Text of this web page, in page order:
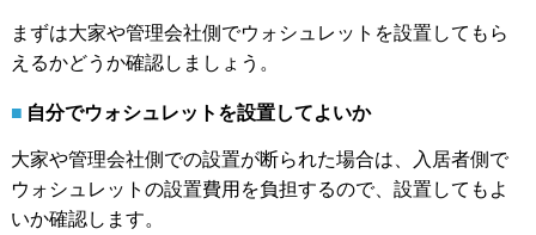
まずは大家や管理会社側でウォシュレットを設置してもら
えるかどうか確認しましょう。
自分でウォシュレットを設置してよいか
大家や管理会社側での設置が断られた場合は、入居者側で
ウォシュレットの設置費用を負担するので、設置してもよ
いか確認します。